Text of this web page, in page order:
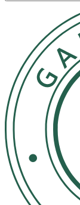
XXS
XS
S
XL